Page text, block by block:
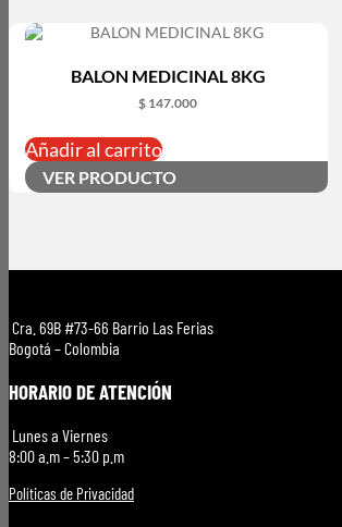
BALON MEDICINAL 8KG
$ 147.000
Añadir al carrito
VER PRODUCTO
Cra. 69B #73-66 Barrio Las Ferias
Bogotá – Colombia
HORARIO DE ATENCIÓN
Lunes a Viernes
8:00 a.m – 5:30 p.m
Políticas de Privacidad